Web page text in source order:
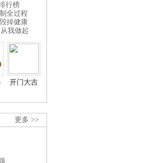
行榜
全过程
掉健康
我做起
开门大吉
更多 >>